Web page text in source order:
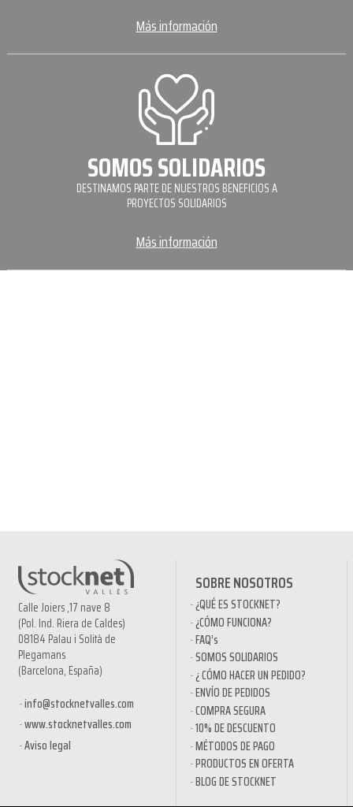
Más información
SOMOS SOLIDARIOS
DESTINAMOS PARTE DE NUESTROS BENEFICIOS A
PROYECTOS SOLIDARIOS
Más información
Calle Joiers ,17 nave 8
(Pol. Ind. Riera de Caldes)
08184 Palau i Solità de
Plegamans
(Barcelona, España)
info@stocknetvalles.com
www.stocknetvalles.com
Aviso legal
SOBRE NOSOTROS
¿QUÉ ES STOCKNET?
¿CÓMO FUNCIONA?
FAQ’s
SOMOS SOLIDARIOS
¿ CÓMO HACER UN PEDIDO?
ENVÍO DE PEDIDOS
COMPRA SEGURA
10% DE DESCUENTO
MÉTODOS DE PAGO
PRODUCTOS EN OFERTA
BLOG DE STOCKNET